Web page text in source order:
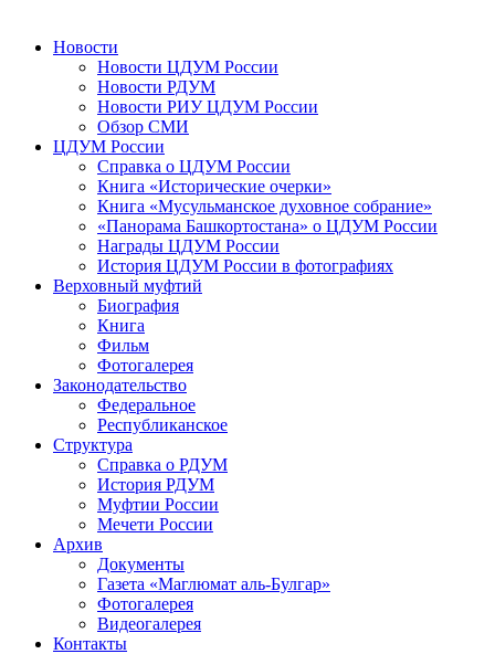
Новости
Новости ЦДУМ России
Новости РДУМ
Новости РИУ ЦДУМ России
Обзор СМИ
ЦДУМ России
Справка о ЦДУМ России
Книга «Исторические очерки»
Книга «Мусульманское духовное собрание»
«Панорама Башкортостана» о ЦДУМ России
Награды ЦДУМ России
История ЦДУМ России в фотографиях
Верховный муфтий
Биография
Книга
Фильм
Фотогалерея
Законодательство
Федеральное
Республиканское
Структура
Справка о РДУМ
История РДУМ
Муфтии России
Мечети России
Архив
Документы
Газета «Маглюмат аль-Булгар»
Фотогалерея
Видеогалерея
Контакты